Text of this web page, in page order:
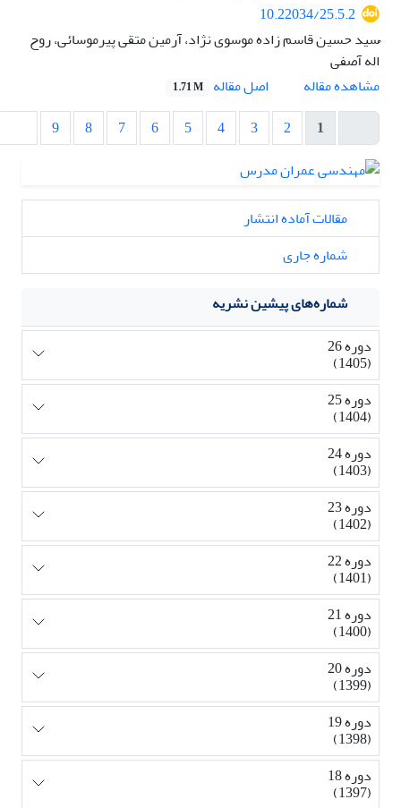
10.22034/25.5.2
ُسید حسین قاسم زاده موسوی نژاد، آرمین متقی پیرموسائی، روح
اله آصفی
مشاهده مقاله
اصل مقاله 1.71 M
1
2
3
4
5
6
7
8
9
مقالات آماده انتشار
شماره جاری
شماره‌های پیشین نشریه
دوره 26
(1405)
دوره 25
(1404)
دوره 24
(1403)
دوره 23
(1402)
دوره 22
(1401)
دوره 21
(1400)
دوره 20
(1399)
دوره 19
(1398)
دوره 18
(1397)